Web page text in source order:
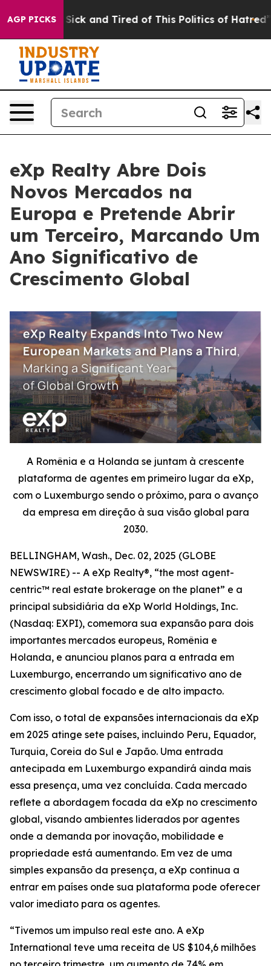
AGP PICKS
Are Sick and Tired of This Politics of Hatred” The
eXp Realty Abre Dois
Novos Mercados na
Europa e Pretende Abrir
um Terceiro, Marcando Um
Ano Significativo de
Crescimento Global
A Romênia e a Holanda se juntam à crescente
plataforma de agentes em primeiro lugar da eXp,
com o Luxemburgo sendo o próximo, para o avanço
da empresa em direção à sua visão global para
2030.
BELLINGHAM, Wash., Dec. 02, 2025 (GLOBE
NEWSWIRE) -- A eXp Realty®, “the most agent-
centric™ real estate brokerage on the planet” e a
principal subsidiária da eXp World Holdings, Inc.
(Nasdaq: EXPI), comemora sua expansão para dois
importantes mercados europeus, Romênia e
Holanda, e anunciou planos para a entrada em
Luxemburgo, encerrando um significativo ano de
crescimento global focado e de alto impacto.
Com isso, o total de expansões internacionais da eXp
em 2025 atinge sete países, incluindo Peru, Equador,
Turquia, Coreia do Sul e Japão. Uma entrada
antecipada em Luxemburgo expandirá ainda mais
essa presença, uma vez concluída. Cada mercado
reflete a abordagem focada da eXp no crescimento
global, visando ambientes liderados por agentes
onde a demanda por inovação, mobilidade e
propriedade está aumentando. Em vez de uma
simples expansão da presença, a eXp continua a
entrar em países onde sua plataforma pode oferecer
valor imediato para os agentes.
“Tivemos um impulso real este ano. A eXp
International teve uma receita de US $104,6 milhões